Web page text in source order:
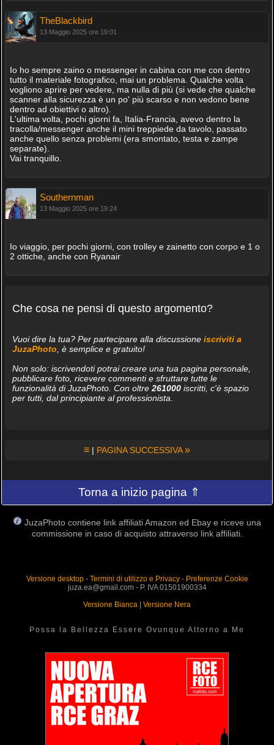
TheBlackbird
13 Maggio 2025 ore 19:01
Io ho sempre zaino o messenger in cabina con me con dentro
tutto il materiale fotografico, mai un problema. Qualche volta
vogliono aprire per vedere, ma nulla di più (si vede che qualche
scanner alla sicurezza è un po' più scarso e non vedono bene
dentro ad obiettivi o altro).
L'ultima volta, pochi giorni fa, Italia-Francia, avevo dentro la
tracolla/messenger anche il mini treppiede da tavolo, passato
anche quello senza problemi (era smontato, testa e zampe
separate).
Vai tranquillo.
Southernman
13 Maggio 2025 ore 19:24
Io viaggio, per pochi giorni, con trolley e zainetto con corpo e 1 o
2 ottiche, anche con Ryanair
Che cosa ne pensi di questo argomento?
Vuoi dire la tua? Per partecipare alla discussione iscriviti a
JuzaPhoto , è semplice e gratuito!
Non solo: iscrivendoti potrai creare una tua pagina personale,
pubblicare foto, ricevere commenti e sfruttare tutte le
funzionalità di JuzaPhoto. Con oltre 261000iscritti, c'è spazio
per tutti, dal principiante al professionista.
≡ | PAGINA SUCCESSIVA»
Torna a inizio pagina ⇑
JuzaPhoto contiene link affiliati Amazon ed Ebay e riceve una
commissione in caso di acquisto attraverso link affiliati.
Versione desktop- Termini di utilizzo e Privacy- Preferenze Cookie
juza.ea@gmail.com - P. IVA 01501900334
Versione Bianca | Versione Nera
Possa la Bellezza Essere Ovunque Attorno a Me